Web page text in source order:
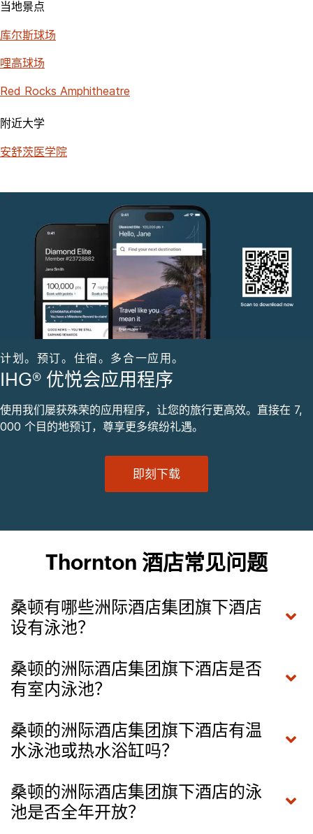
当地景点
库尔斯球场
哩高球场
Red Rocks Amphitheatre
附近大学
安舒茨医学院
计划。预订。住宿。多合一应用。
IHG® 优悦会应用程序
使用我们屡获殊荣的应用程序，让您的旅行更高效。直接在 7,
000 个目的地预订，尊享更多缤纷礼遇。
即刻下载
Thornton 酒店常见问题
桑顿有哪些洲际酒店集团旗下酒店
设有泳池？
桑顿的洲际酒店集团旗下酒店是否
有室内泳池？
桑顿的洲际酒店集团旗下酒店有温
水泳池或热水浴缸吗？
桑顿的洲际酒店集团旗下酒店的泳
池是否全年开放？